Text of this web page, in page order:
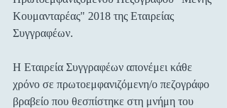
Κουμανταρέας" 2018 της Εταιρείας
Συγγραφέων.
Η Εταιρεία Συγγραφέων απονέμει κάθε
χρόνο σε πρωτοεμφανιζόμενη/ο πεζογράφο
βραβείο που θεσπίστηκε στη μνήμη του